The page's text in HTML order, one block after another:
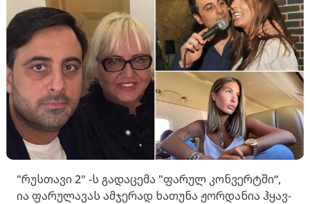
"რუს­თა­ვი 2" -ს გა­და­ცე­მა "ფა­რულ კონ­ვერ­ტში“,
ია ფა­რუ­ლა­ვას ამ­ჯე­რად ხა­თუ­ნა ჟორ­და­ნია ჰყავ­